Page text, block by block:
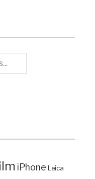
iPhone Leica